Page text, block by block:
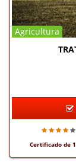
Agricultura
Certificado de